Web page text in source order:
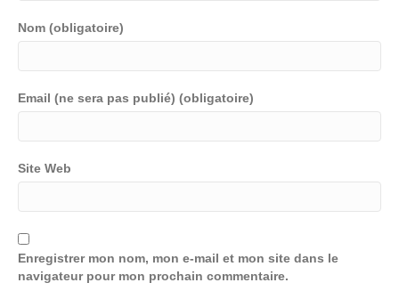
Nom (obligatoire)
Email (ne sera pas publié) (obligatoire)
Site Web
Enregistrer mon nom, mon e-mail et mon site dans le
navigateur pour mon prochain commentaire.